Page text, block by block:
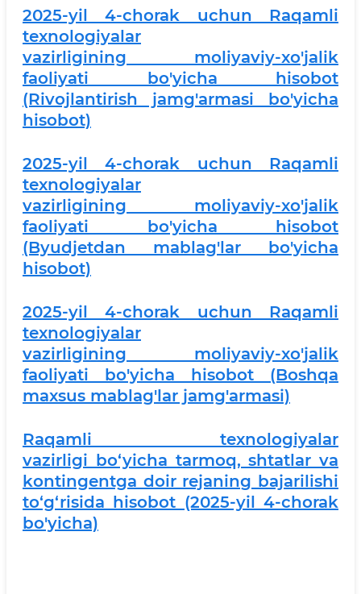
2025-yil 4-chorak uchun Raqamli
texnologiyalar
vazirligining moliyaviy-xo'jalik
faoliyati bo'yicha hisobot
(Rivojlantirish jamg'armasi bo'yicha
hisobot)
2025-yil 4-chorak uchun Raqamli
texnologiyalar
vazirligining moliyaviy-xo'jalik
faoliyati bo'yicha hisobot
(Byudjetdan mablag'lar bo'yicha
hisobot)
2025-yil 4-chorak uchun Raqamli
texnologiyalar
vazirligining moliyaviy-xo'jalik
faoliyati bo'yicha hisobot (Boshqa
maxsus mablag'lar jamg'armasi)
Raqamli texnologiyalar
vazirligi bo‘yicha tarmoq, shtatlar va
kontingentga doir rejaning bajarilishi
to‘g‘risida hisobot (2025-yil 4-chorak
bo'yicha)